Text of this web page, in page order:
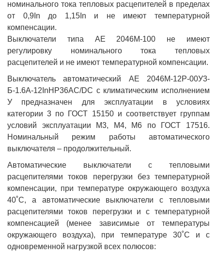
номинального тока тепловых расцепителей в пределах
от 0,9In до 1,15In и не имеют температурной
компенсации.
Выключатели типа АЕ 2046М-100 не имеют
регулировку номинального тока тепловых
расцепителей и не имеют температурной компенсации.
Выключатель автоматический АЕ 2046М-12Р-00У3-
Б-1.6А-12InНР36AC/DC с климатическим исполнением
У предназначен для эксплуатации в условиях
категории 3 по ГОСТ 15150 и соответствует группам
условий эксплуатации М3, М4, М6 по ГОСТ 17516.
Номинальный режим работы автоматического
выключателя – продолжительный.
Автоматические выключатели с тепловыми
расцепителями токов перегрузки без температурной
компенсации, при температуре окружающего воздуха
40˚С, а автоматические выключатели с тепловыми
расцепителями токов перегрузки и с температурной
компенсацией (менее зависимые от температуры
окружающего воздуха), при температуре 30˚С и с
одновременной нагрузкой всех полюсов: